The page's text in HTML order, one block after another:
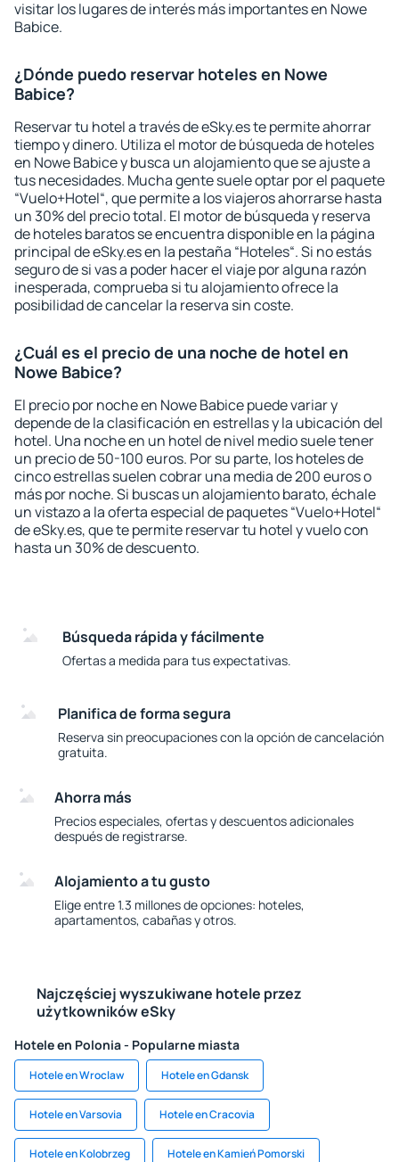
visitar los lugares de interés más importantes en Nowe
Babice.
¿Dónde puedo reservar hoteles en Nowe
Babice?
Reservar tu hotel a través de eSky.es te permite ahorrar
tiempo y dinero. Utiliza el motor de búsqueda de hoteles
en Nowe Babice y busca un alojamiento que se ajuste a
tus necesidades. Mucha gente suele optar por el paquete
“Vuelo+Hotel“, que permite a los viajeros ahorrarse hasta
un 30% del precio total. El motor de búsqueda y reserva
de hoteles baratos se encuentra disponible en la página
principal de eSky.es en la pestaña “Hoteles“. Si no estás
seguro de si vas a poder hacer el viaje por alguna razón
inesperada, comprueba si tu alojamiento ofrece la
posibilidad de cancelar la reserva sin coste.
¿Cuál es el precio de una noche de hotel en
Nowe Babice?
El precio por noche en Nowe Babice puede variar y
depende de la clasificación en estrellas y la ubicación del
hotel. Una noche en un hotel de nivel medio suele tener
un precio de 50-100 euros. Por su parte, los hoteles de
cinco estrellas suelen cobrar una media de 200 euros o
más por noche. Si buscas un alojamiento barato, échale
un vistazo a la oferta especial de paquetes “Vuelo+Hotel“
de eSky.es, que te permite reservar tu hotel y vuelo con
hasta un 30% de descuento.
Búsqueda rápida y fácilmente
Ofertas a medida para tus expectativas.
Planifica de forma segura
Reserva sin preocupaciones con la opción de cancelación
gratuita.
Ahorra más
Precios especiales, ofertas y descuentos adicionales
después de registrarse.
Alojamiento a tu gusto
Elige entre 1.3 millones de opciones: hoteles,
apartamentos, cabañas y otros.
Najczęściej wyszukiwane hotele przez
użytkowników eSky
Hotele en Polonia - Popularne miasta
Hotele en Wroclaw Hotele en Gdansk
Hotele en Varsovia Hotele en Cracovia
Hotele en Kolobrzeg Hotele en Kamień Pomorski